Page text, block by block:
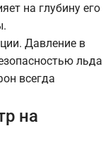
на глубину его
Давление в
льда
всегда
на